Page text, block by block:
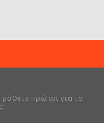
πρώτοι για τα